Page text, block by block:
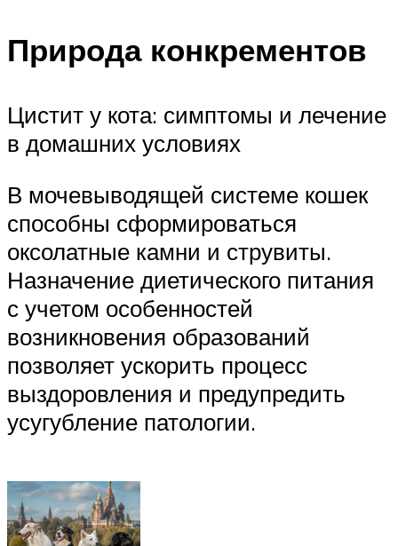
Природа конкрементов
Цистит у кота: симптомы и лечение
в домашних условиях
В мочевыводящей системе кошек
способны сформироваться
оксолатные камни и струвиты.
Назначение диетического питания
с учетом особенностей
возникновения образований
позволяет ускорить процесс
выздоровления и предупредить
усугубление патологии.